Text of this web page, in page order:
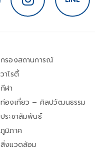
กรองสถานการณ์
วาไรตี้
กีฬา
ท่องเที่ยว – ศิลปวัฒนธรรม
ประชาสัมพันธ์
ภูมิภาค
สิ่งแวดล้อม